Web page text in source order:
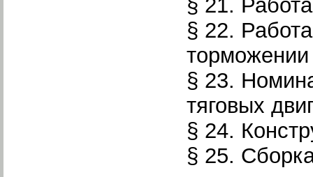
§ 21.
§ 22.
торможении
§ 23.
тяговых
§ 24.
§ 25.